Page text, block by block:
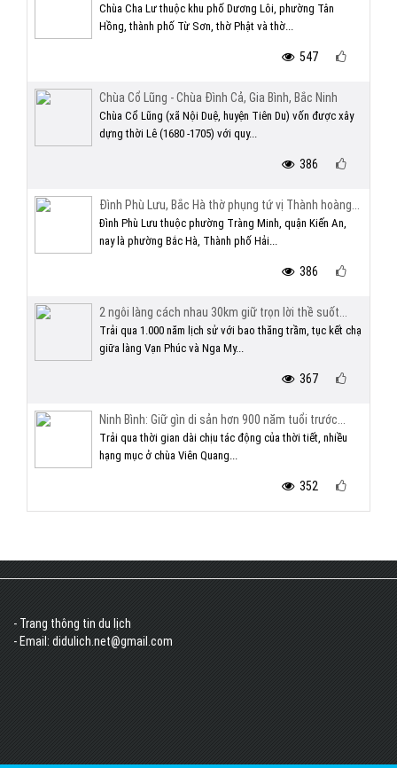
Chùa Cha Lư thuộc khu phố Dương Lôi, phường Tân
Hồng, thành phố Từ Sơn, thờ Phật và thờ...
547
Chùa Cổ Lũng - Chùa Đình Cả, Gia Bình, Bắc Ninh
Chùa Cổ Lũng (xã Nội Duệ, huyện Tiên Du) vốn được xây
dựng thời Lê (1680 -1705) với quy...
386
Đình Phù Lưu, Bắc Hà thờ phụng tứ vị Thành hoàng...
Đình Phù Lưu thuộc phường Tràng Minh, quận Kiến An,
nay là phường Bắc Hà, Thành phố Hải...
386
2 ngôi làng cách nhau 30km giữ trọn lời thề suốt...
Trải qua 1.000 năm lịch sử với bao thăng trầm, tục kết chạ
giữa làng Vạn Phúc và Nga My...
367
Ninh Bình: Giữ gìn di sản hơn 900 năm tuổi trước...
Trải qua thời gian dài chịu tác động của thời tiết, nhiều
hạng mục ở chùa Viên Quang...
352
- Trang thông tin du lịch
- Email: didulich.net@gmail.com